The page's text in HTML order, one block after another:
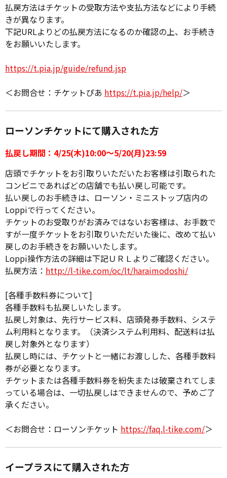
払戻方法はチケットの受取方法や支払方法などにより手続
きが異なります。
下記URLよりどの払戻方法になるのか確認の上、お手続き
をお願いいたします。
https://t.pia.jp/guide/refund.jsp
＜お問合せ：チケットぴあ https://t.pia.jp/help/＞
ローソンチケットにて購入された方
払戻し期間：4/25(木)10:00～5/20(月)23:59
店頭でチケットをお引取りいただいたお客様は引取られた
コンビニであればどの店舗でも払い戻し可能です。
払い戻しのお手続きは、ローソン・ミニストップ店内の
Loppiで行ってください。
チケットのお受取りがお済みではないお客様は、お手数で
すが一度チケットをお引取りいただいた後に、改めて払い
戻しのお手続きをお願いいたします。
Loppi操作方法の詳細は下記ＵＲＬよりご確認ください。
払戻方法： http://l-tike.com/oc/lt/haraimodoshi/
[各種手数料券について]
各種手数料も払戻しいたします。
払戻し対象は、先行サービス料、店頭発券手数料、システ
ム利用料となります。（決済システム利用料、配送料は払
戻し対象外となります）
払戻し時には、チケットと一緒にお渡しした、各種手数料
券が必要となります。
チケットまたは各種手数料券を紛失または破棄されてしま
っている場合は、一切払戻しはできませんので、予めご了
承ください。
＜お問合せ：ローソンチケット https://faq.l-tike.com/＞
イープラスにて購入された方